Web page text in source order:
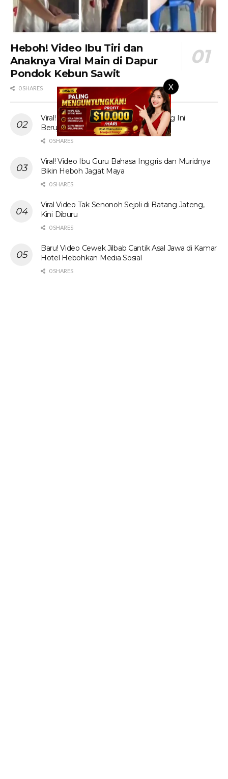
X
Heboh! Video Ibu Tiri dan
Anaknya Viral Main di Dapur
Pondok Kebun Sawit
0 SHARES
Viral! Tante Prank Ojol di Kolam Renang Ini
Berujung Tak Terduga
0 SHARES
Viral! Video Ibu Guru Bahasa Inggris dan Muridnya
Bikin Heboh Jagat Maya
0 SHARES
Viral Video Tak Senonoh Sejoli di Batang Jateng,
Kini Diburu
0 SHARES
Baru! Video Cewek Jilbab Cantik Asal Jawa di Kamar
Hotel Hebohkan Media Sosial
0 SHARES